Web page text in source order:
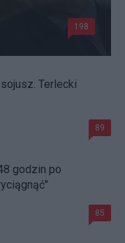
198
Terlecki
89
godzin po
85